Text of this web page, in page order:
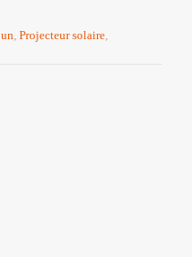
, Projecteur solaire,